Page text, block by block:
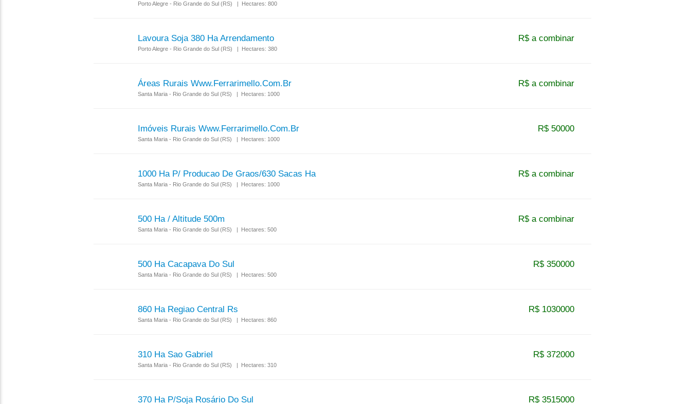
Porto Alegre - Rio Grande do Sul (RS) | Hectares: 800
Lavoura Soja 380 Ha Arrendamento
Porto Alegre - Rio Grande do Sul (RS) | Hectares: 380
R$ a combinar
Áreas Rurais Www.ferrarimello.com.br
Santa Maria - Rio Grande do Sul (RS) | Hectares: 1000
R$ a combinar
Imóveis Rurais Www.ferrarimello.com.br
Santa Maria - Rio Grande do Sul (RS) | Hectares: 1000
R$ 50000
1000 Ha P/ Producao De Graos/630 Sacas Ha
Santa Maria - Rio Grande do Sul (RS) | Hectares: 1000
R$ a combinar
500 Ha / Altitude 500m
Santa Maria - Rio Grande do Sul (RS) | Hectares: 500
R$ a combinar
500 Ha Cacapava Do Sul
Santa Maria - Rio Grande do Sul (RS) | Hectares: 500
R$ 350000
860 Ha Regiao Central Rs
Santa Maria - Rio Grande do Sul (RS) | Hectares: 860
R$ 1030000
310 Ha Sao Gabriel
Santa Maria - Rio Grande do Sul (RS) | Hectares: 310
R$ 372000
370 Ha P/soja Rosário Do Sul R$ 3515000